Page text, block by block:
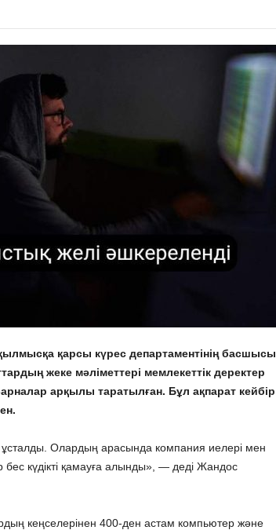
қарсы күрес департаментінің басшысы
жеке мәліметтері мемлекеттік деректер
арқылы таратылған. Бұл ақпарат кейбір
ұсталды. Олардың арасында компания иелері мен
бес күдікті қамауға алынды», — деді Жандос
кеңселерінен 400-ден астам компьютер және